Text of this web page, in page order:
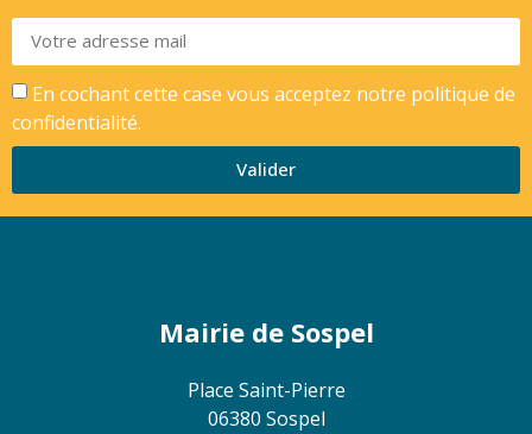
En cochant cette case vous acceptez notre politique de
confidentialité.
Valider
Mairie de Sospel
Place Saint-Pierre
06380 Sospel